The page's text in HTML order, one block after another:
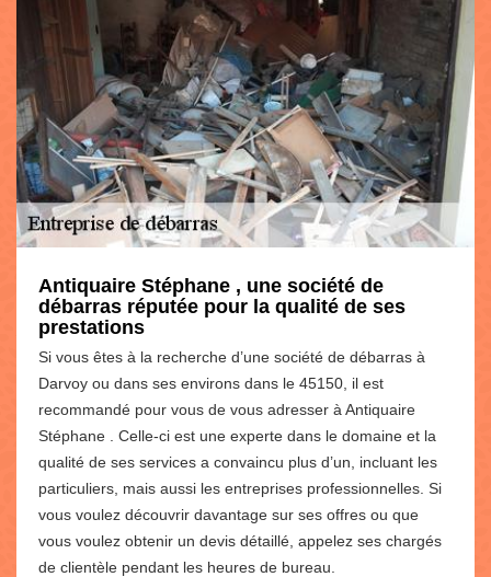
Antiquaire Stéphane , une société de
débarras réputée pour la qualité de ses
prestations
Si vous êtes à la recherche d’une société de débarras à
Darvoy ou dans ses environs dans le 45150, il est
recommandé pour vous de vous adresser à Antiquaire
Stéphane . Celle-ci est une experte dans le domaine et la
qualité de ses services a convaincu plus d’un, incluant les
particuliers, mais aussi les entreprises professionnelles. Si
vous voulez découvrir davantage sur ses offres ou que
vous voulez obtenir un devis détaillé, appelez ses chargés
de clientèle pendant les heures de bureau.